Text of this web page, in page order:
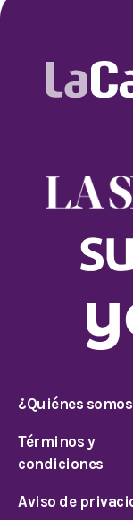
¿Quiénes
Términos y
condiciones
Aviso de